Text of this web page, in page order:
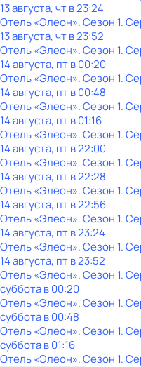
13 августа, чт в 23:24
Отель «Элеон». Сезон 1.
13 августа, чт в 23:52
Отель «Элеон». Сезон 1.
14 августа, пт в 00:20
Отель «Элеон». Сезон 1.
14 августа, пт в 00:48
Отель «Элеон». Сезон 1.
14 августа, пт в 01:16
Отель «Элеон». Сезон 1.
14 августа, пт в 22:00
Отель «Элеон». Сезон 1.
14 августа, пт в 22:28
Отель «Элеон». Сезон 1.
14 августа, пт в 22:56
Отель «Элеон». Сезон 1.
14 августа, пт в 23:24
Отель «Элеон». Сезон 1.
14 августа, пт в 23:52
Отель «Элеон». Сезон 1.
субботав00:20
Отель «Элеон». Сезон 1.
субботав00:48
Отель «Элеон». Сезон 1.
субботав01:16
Отель «Элеон». Сезон 1.